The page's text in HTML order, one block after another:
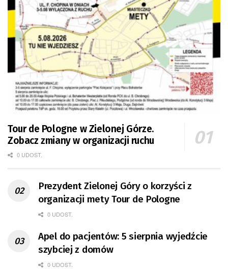
Tour de Pologne w Zielonej Górze.
Zobacz zmiany w organizacji ruchu
0 UDOST.
Prezydent Zielonej Góry o korzyści z
organizacji mety Tour de Pologne
0 UDOST.
Apel do pacjentów: 5 sierpnia wyjedźcie
szybciej z domów
0 UDOST.